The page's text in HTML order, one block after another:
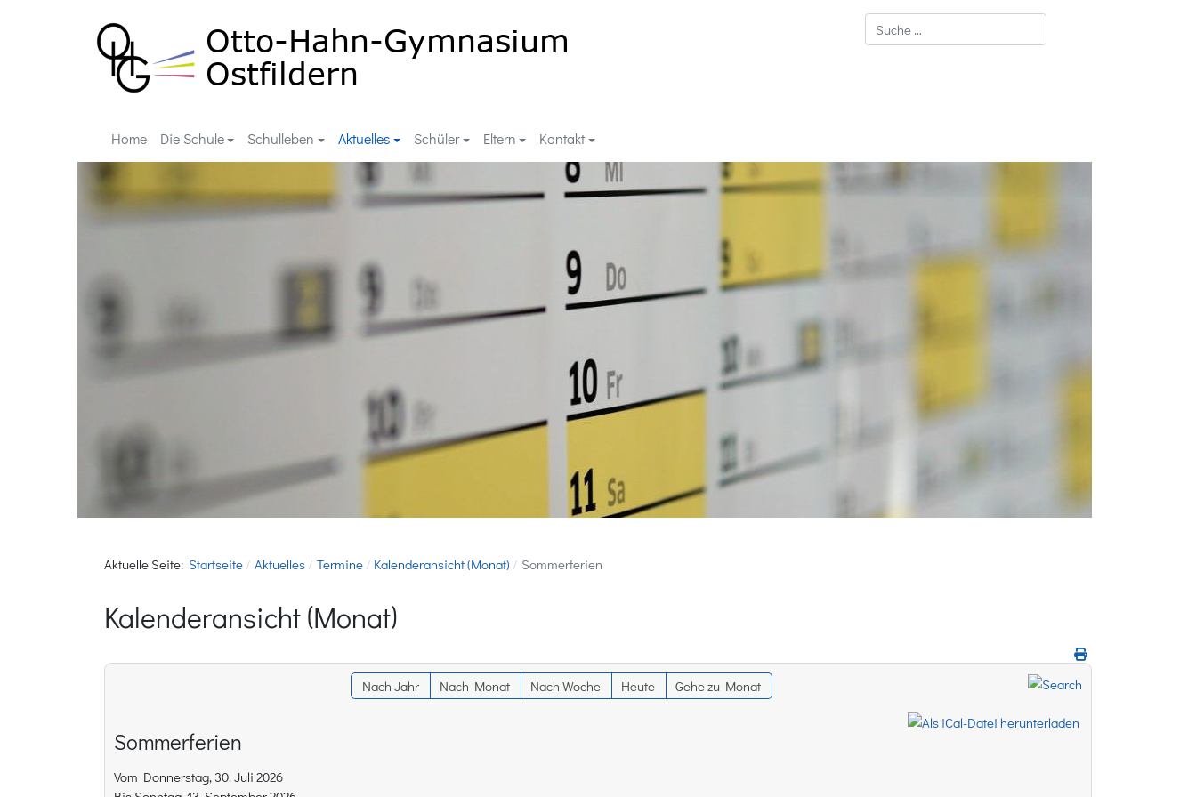
Suchen
Home Die Schule Schulleben Aktuelles Schüler Eltern Kontakt
Aktuelle Seite: Startseite Aktuelles Termine Kalenderansicht (Monat) Sommerferien
Kalenderansicht (Monat)
Nach Jahr Nach Monat Nach Woche Heute Gehe zu Monat
Sommerferien
Vom Donnerstag, 30. Juli 2026